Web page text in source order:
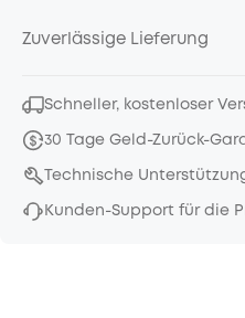
Zuverlässige Lieferung
Schneller, kostenloser
30 Tage Geld-Zurück-
Technische
Kunden-Support für die